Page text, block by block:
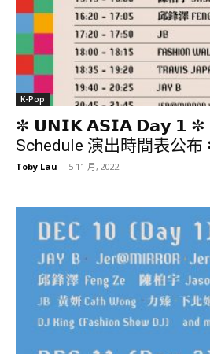
K-Pop
✼ 𝗨𝗡𝗜𝗞 𝗔𝗦𝗜𝗔 𝗗𝗮𝘆 𝟭 ✼
Schedule 演出時間表公布
Toby Lau - 5 11 月, 2022